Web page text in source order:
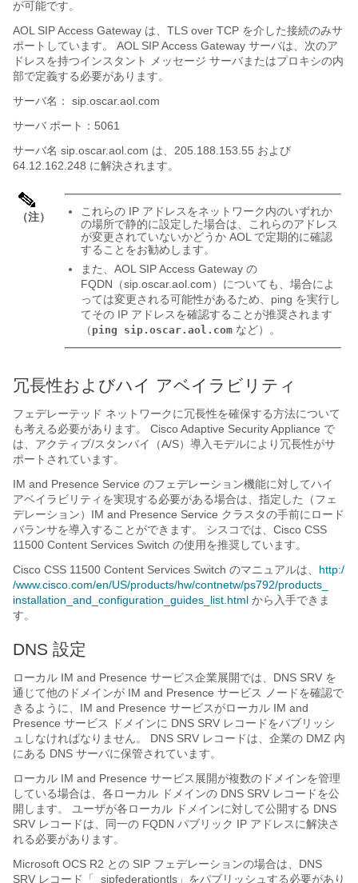
が可能です。
AOL SIP Access Gateway は、TLS over TCP を介した接続のみサ
ポートしています。 AOL SIP Access Gateway サーバは、次のア
ドレスを持つインスタント メッセージ サーバまたはプロキシの内
部で定義する必要があります。
サーバ名： sip.oscar.aol.com
サーバ ポート：5061
サーバ名 sip.oscar.aol.com は、205.188.153.55 および
64.12.162.248 に解決されます。
（注）
これらの IP アドレスをネットワーク内のいずれか
の場所で静的に設定した場合は、これらのアドレス
が変更されていないかどうか AOL で定期的に確認
することをお勧めします。
また、AOL SIP Access Gateway の
FQDN（sip.oscar.aol.com）についても、場合によ
っては変更される可能性があるため、ping を実行し
てその IP アドレスを確認することが推奨されます
（ ping sip.oscar.aol.com など）。
冗長性およびハイ アベイラビリティ
フェデレーテッド ネットワークに冗長性を確保する方法について
も考える必要があります。 CiscoAdaptive Security Appliance で
は、アクティブ/スタンバイ（A/S）導入モデルにより冗長性がサ
ポートされています。
IM and Presence Service のフェデレーション機能に対してハイ
アベイラビリティを実現する必要がある場合は、指定した（フェ
デレーション） IM and Presence Service クラスタの手前にロード
バランサを導入することができます。 シスコでは、 Cisco CSS
11500 Content Services Switch の使用を推奨しています。
Cisco CSS 11500 Content Services Switch のマニュアルは、 http:/​
/​www.cisco.com/​en/​US/​products/​hw/​contnetw/​ps792/​products_​
installation_​and_​configuration_​guides_​list.html から入手できま
す。
DNS 設定
ローカル IM and Presence サービス企業展開では、DNS SRV を
通じて他のドメインが IM and Presence サービス
ノードを確認で
きるように、 IM and Presence サービスがローカル IM and
Presence サービス
ドメインに DNS SRV レコードをパブリッシ
ュしなければなりません。 DNS SRV レコードは、企業の DMZ 内
にある DNS サーバに保管されています。
ローカル IM and Presence サービス 展開が複数のドメインを管理
している場合は、各ローカル ドメインの DNS SRV レコードを公
開します。 ユーザが各ローカル ドメインに対して公開する DNS
SRV レコードは、同一の FQDN パブリック IP アドレスに解決さ
れる必要があります。
Microsoft OCS R2 との SIP フェデレーションの場合は、DNS
SRV レコード「_sipfederationtls」をパブリッシュする必要があり